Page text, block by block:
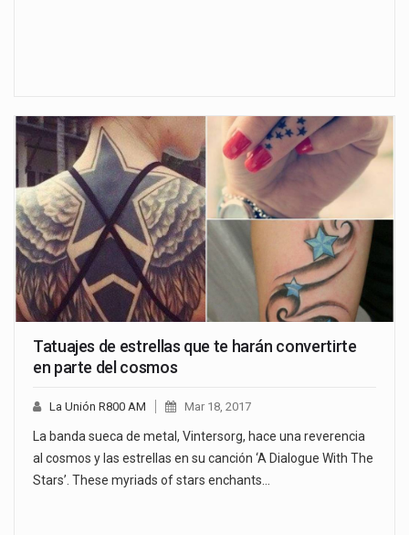
Tatuajes de estrellas que te harán convertirte
en parte del cosmos
La Unión R800 AM Mar 18, 2017
La banda sueca de metal, Vintersorg, hace una reverencia
al cosmos y las estrellas en su canción ‘A Dialogue With The
Stars’. These myriads of stars enchants…